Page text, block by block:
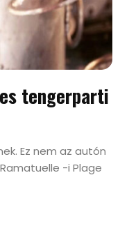
tengerparti
Ez nem az autón
-i Plage